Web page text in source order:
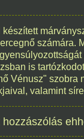
336
1690.
186
számára.
is
Vénusz" szobra
valamint